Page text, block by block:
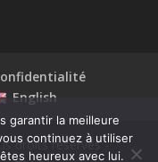
English
droits réservés -
garantir la meilleure
continuez à utiliser
heureux avec lui.